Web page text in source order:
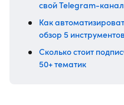
свой Telegram-канал
Как
обзор 5 инструментов
Сколько стоит
50+ тематик